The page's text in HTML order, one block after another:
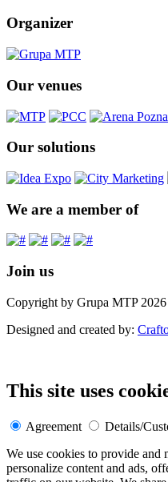
Organizer
Our venues
Our solutions
We are a member of
Join us
Copyright by Grupa MTP 2026
Designed and created by:
This site uses
Agreement Details/
We use cookies to provide and
personalize content and ads,